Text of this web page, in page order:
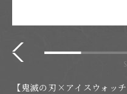
【鬼滅の刃×アイスウォッ